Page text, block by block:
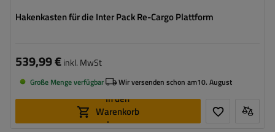
Hakenkasten für die Inter Pack Re-Cargo Plattform
539,99 €inkl. MwSt
Große Menge verfügbar Wir versenden schon am10. August
In den
Warenkorb
legen